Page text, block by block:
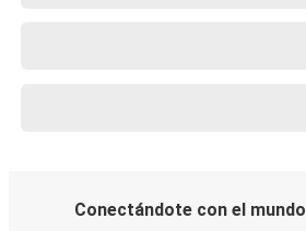
Conectándote con el mundo